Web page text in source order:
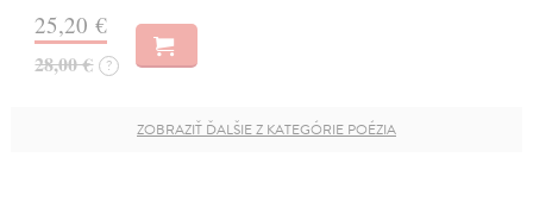
25,20 €
28,00 € ?
ZOBRAZIŤ ĎALŠIE Z KATEGÓRIE POÉZIA